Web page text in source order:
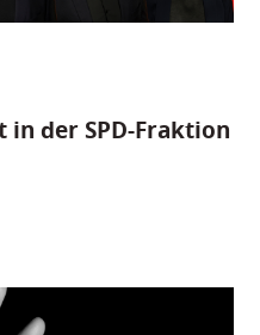
in der SPD-Fraktion